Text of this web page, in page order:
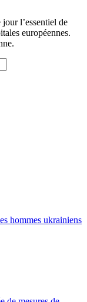
l’essentiel de
européennes.
hommes ukrainiens